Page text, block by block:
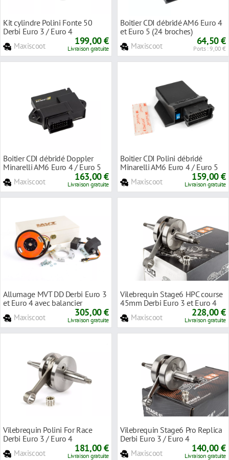
Kit cylindre Polini Fonte 50
Derbi Euro 3 / Euro 4
Maxiscoot 199,00 €
Livraison gratuite
Boitier CDI débridé AM6 Euro 4
et Euro 5 (24 broches)
Maxiscoot 64,50 €
Ports : 9,00 €
Boitier CDI débridé Doppler
Minarelli AM6 Euro 4 / Euro 5
Maxiscoot 163,00 €
Livraison gratuite
Boitier CDI Polini débridé
Minarelli AM6 Euro 4 / Euro 5
Maxiscoot 159,00 €
Livraison gratuite
Allumage MVT DD Derbi Euro 3
et Euro 4 avec balancier
Maxiscoot 305,00 €
Livraison gratuite
Vilebrequin Stage6 HPC course
45mm Derbi Euro 3 et Euro 4
Maxiscoot 228,00 €
Livraison gratuite
Vilebrequin Polini For Race
Derbi Euro 3 / Euro 4
Maxiscoot 181,00 €
Livraison gratuite
Vilebrequin Stage6 Pro Replica
Derbi Euro 3 / Euro 4
Maxiscoot 140,00 €
Livraison gratuite